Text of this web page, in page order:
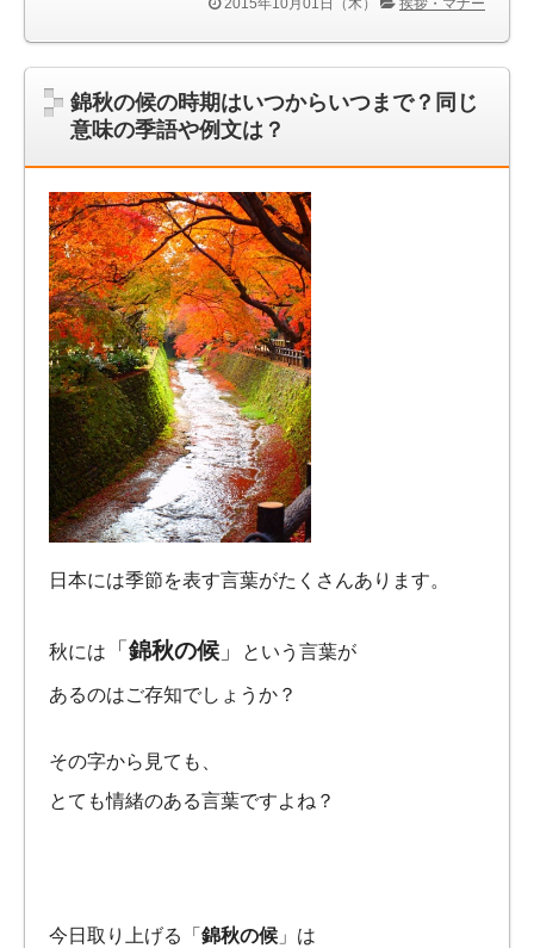
2015年10月01日（木） 挨拶・マナー
錦秋の候の時期はいつからいつまで？同じ
意味の季語や例文は？
日本には季節を表す言葉がたくさんあります。
秋には 「 錦秋の候 」 という言葉が
あるのはご存知でしょうか？
その字から見ても、
とても情緒のある言葉ですよね？
今日取り上げる「 錦秋の候 」は